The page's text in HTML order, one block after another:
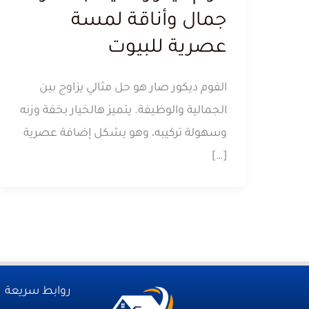
جمال وأناقة لمسة
عصرية للبيوت
الفوم ديكور صار هو حل مثالي يزاوج بين
الجمالية والوظيفة. يتميز هالخيار بخفة وزنه
وسهولة تركيبه، وهو يشكل إضافة عصرية
[…]
روابط سريعة